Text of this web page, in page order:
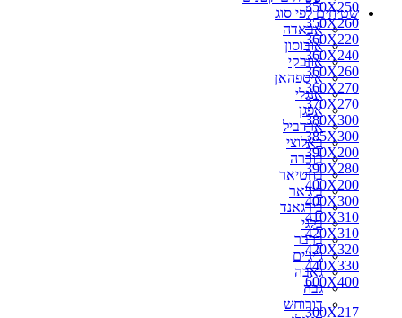
שטיחים לפי סוג
אבאדה
אובוסון
אוזבקי
איספהאן
אנגלי
אפגן
ארדביל
באלוצי
בוכרה
בחטיאר
ביג'אר
בירגאנד
בלגי
ברבר
ג'יג'ים
גאבה
גבה
דורוחש
350X250
350X260
360X220
360X240
360X260
360X270
370X270
380X300
385X300
390X200
390X280
400X200
400X300
410X310
420X310
420X320
440X330
600X400
300X217